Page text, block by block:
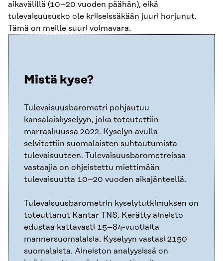
aikavälillä (10–20 vuoden päähän), eikä
tulevaisuususko ole kriiseissäkään juuri horjunut.
Tämä on meille suuri voimavara.
Mistä kyse?
Tulevaisuusbarometri pohjautuu
kansalaiskyselyyn, joka toteutettiin
marraskuussa 2022. Kyselyn avulla
selvitettiin suomalaisten suhtautumista
tulevaisuuteen. Tulevaisuusbarometreissa
vastaajia on ohjeistettu miettimään
tulevaisuutta 10–20 vuoden aikajänteellä.
Tulevaisuusbarometrin kyselytutkimuksen on
toteuttanut Kantar TNS. Kerätty aineisto
edustaa kattavasti 15–84-vuotiaita
mannersuomalaisia. Kyselyyn vastasi 2150
suomalaista. Aineiston analyysissä on